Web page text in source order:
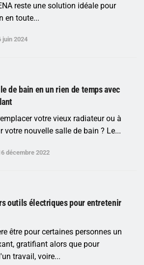
reste une solution idéale pour
en toute...
juin 2024
de bain en un rien de temps avec
votre vieux radiateur ou à
votre nouvelle salle de bain ? Le...
décembre 2022
outils électriques pour entretenir
être pour certaines personnes un
gratifiant alors que pour
travail, voire...